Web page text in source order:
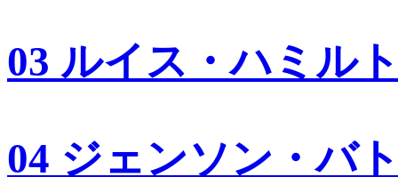
03 ルイス・ハミル
04 ジェンソン・バ